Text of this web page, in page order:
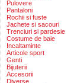
Pulovere
Pantaloni
Rochii si fuste
Jachete si sacouri
Trenciuri si pardesie
Costume de baie
Incaltaminte
Articole sport
Genti
Bijuterii
Accesorii
Diverse